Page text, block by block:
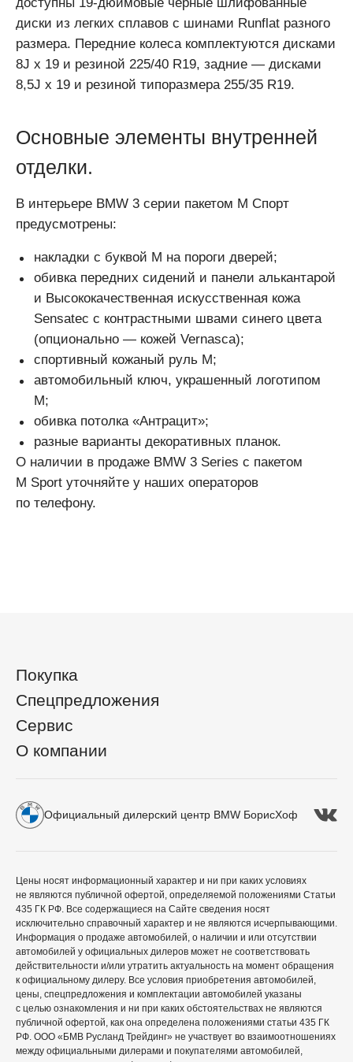
диски из легких сплавов с шинами Runflat разного
размера. Передние колеса комплектуются дисками
8J x 19 и резиной 225/40 R19, задние — дисками
8,5J x 19 и резиной типоразмера 255/35 R19.
Основные элементы внутренней
отделки.
В интерьере BMW 3 серии пакетом М Спорт
предусмотрены:
накладки с буквой М на пороги дверей;
обивка передних сидений и панели алькантарой
и Высококачественная искусственная кожа
Sensatec с контрастными швами синего цвета
(опционально — кожей Vernasca);
спортивный кожаный руль М;
автомобильный ключ, украшенный логотипом
М;
обивка потолка «Антрацит»;
разные варианты декоративных планок.
О наличии в продаже BMW 3 Series с пакетом
M Sport уточняйте у наших операторов
по телефону.
Покупка
Спецпредложения
Сервис
О компании
Официальный дилерский центр BMW БорисХоф
Цены носят информационный характер и ни при каких условиях
не являются публичной офертой, определяемой положениями Статьи
435 ГК РФ. Все содержащиеся на Сайте сведения носят
исключительно справочный характер и не являются исчерпывающими.
Информация о продаже автомобилей, о наличии и или отсутствии
автомобилей у официальных дилеров может не соответствовать
действительности и/или утратить актуальность на момент обращения
к официальному дилеру. Все условия приобретения автомобилей,
цены, спецпредложения и комплектации автомобилей указаны
с целью ознакомления и ни при каких обстоятельствах не являются
публичной офертой, как она определена положениями статьи 435 ГК
РФ. ООО «БМВ Русланд Трейдинг» не участвует во взаимоотношениях
между официальными дилерами и покупателями автомобилей,